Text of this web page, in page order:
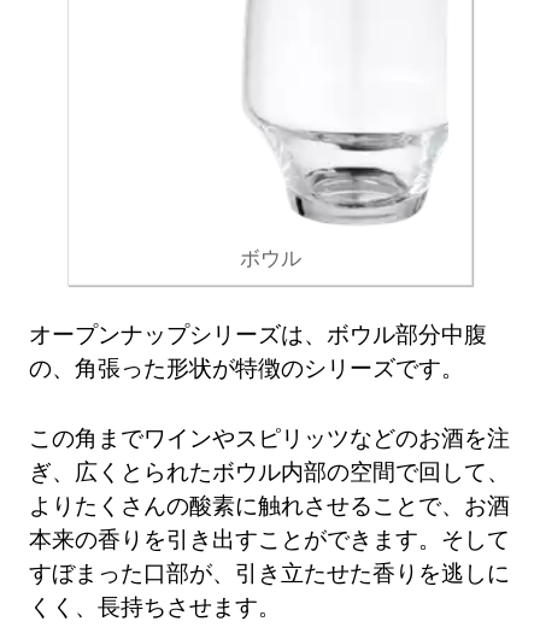
ボウル
オープンナップシリーズは、ボウル部分中腹
の、角張った形状が特徴のシリーズです。
この角までワインやスピリッツなどのお酒を注
ぎ、広くとられたボウル内部の空間で回して、
よりたくさんの酸素に触れさせることで、お酒
本来の香りを引き出すことができます。そして
すぼまった口部が、引き立たせた香りを逃しに
くく、長持ちさせます。